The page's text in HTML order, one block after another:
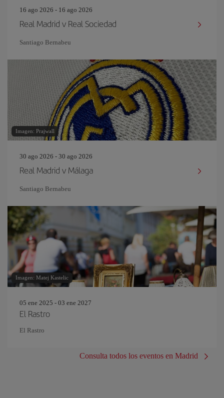
16 ago 2026 - 16 ago 2026
Real Madrid v Real Sociedad
Santiago Bernabeu
Imagen: Prajwall
30 ago 2026 - 30 ago 2026
Real Madrid v Málaga
Santiago Bernabeu
Imagen: Matej Kastelic
05 ene 2025 - 03 ene 2027
El Rastro
El Rastro
Consulta todos los eventos en Madrid